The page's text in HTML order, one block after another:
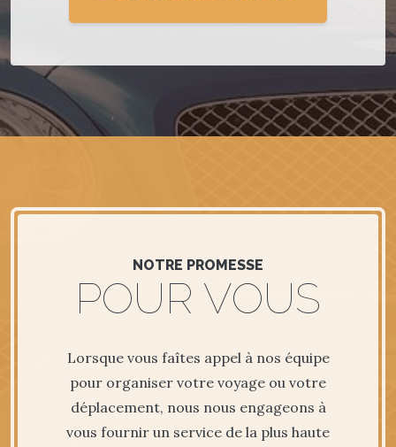
NOTRE PROMESSE
POUR VOUS
Lorsque vous faîtes appel à nos équipe
pour organiser votre voyage ou votre
déplacement, nous nous engageons à
vous fournir un service de la plus haute